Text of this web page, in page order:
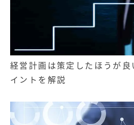
経営計画は策定したほうが
イントを解説